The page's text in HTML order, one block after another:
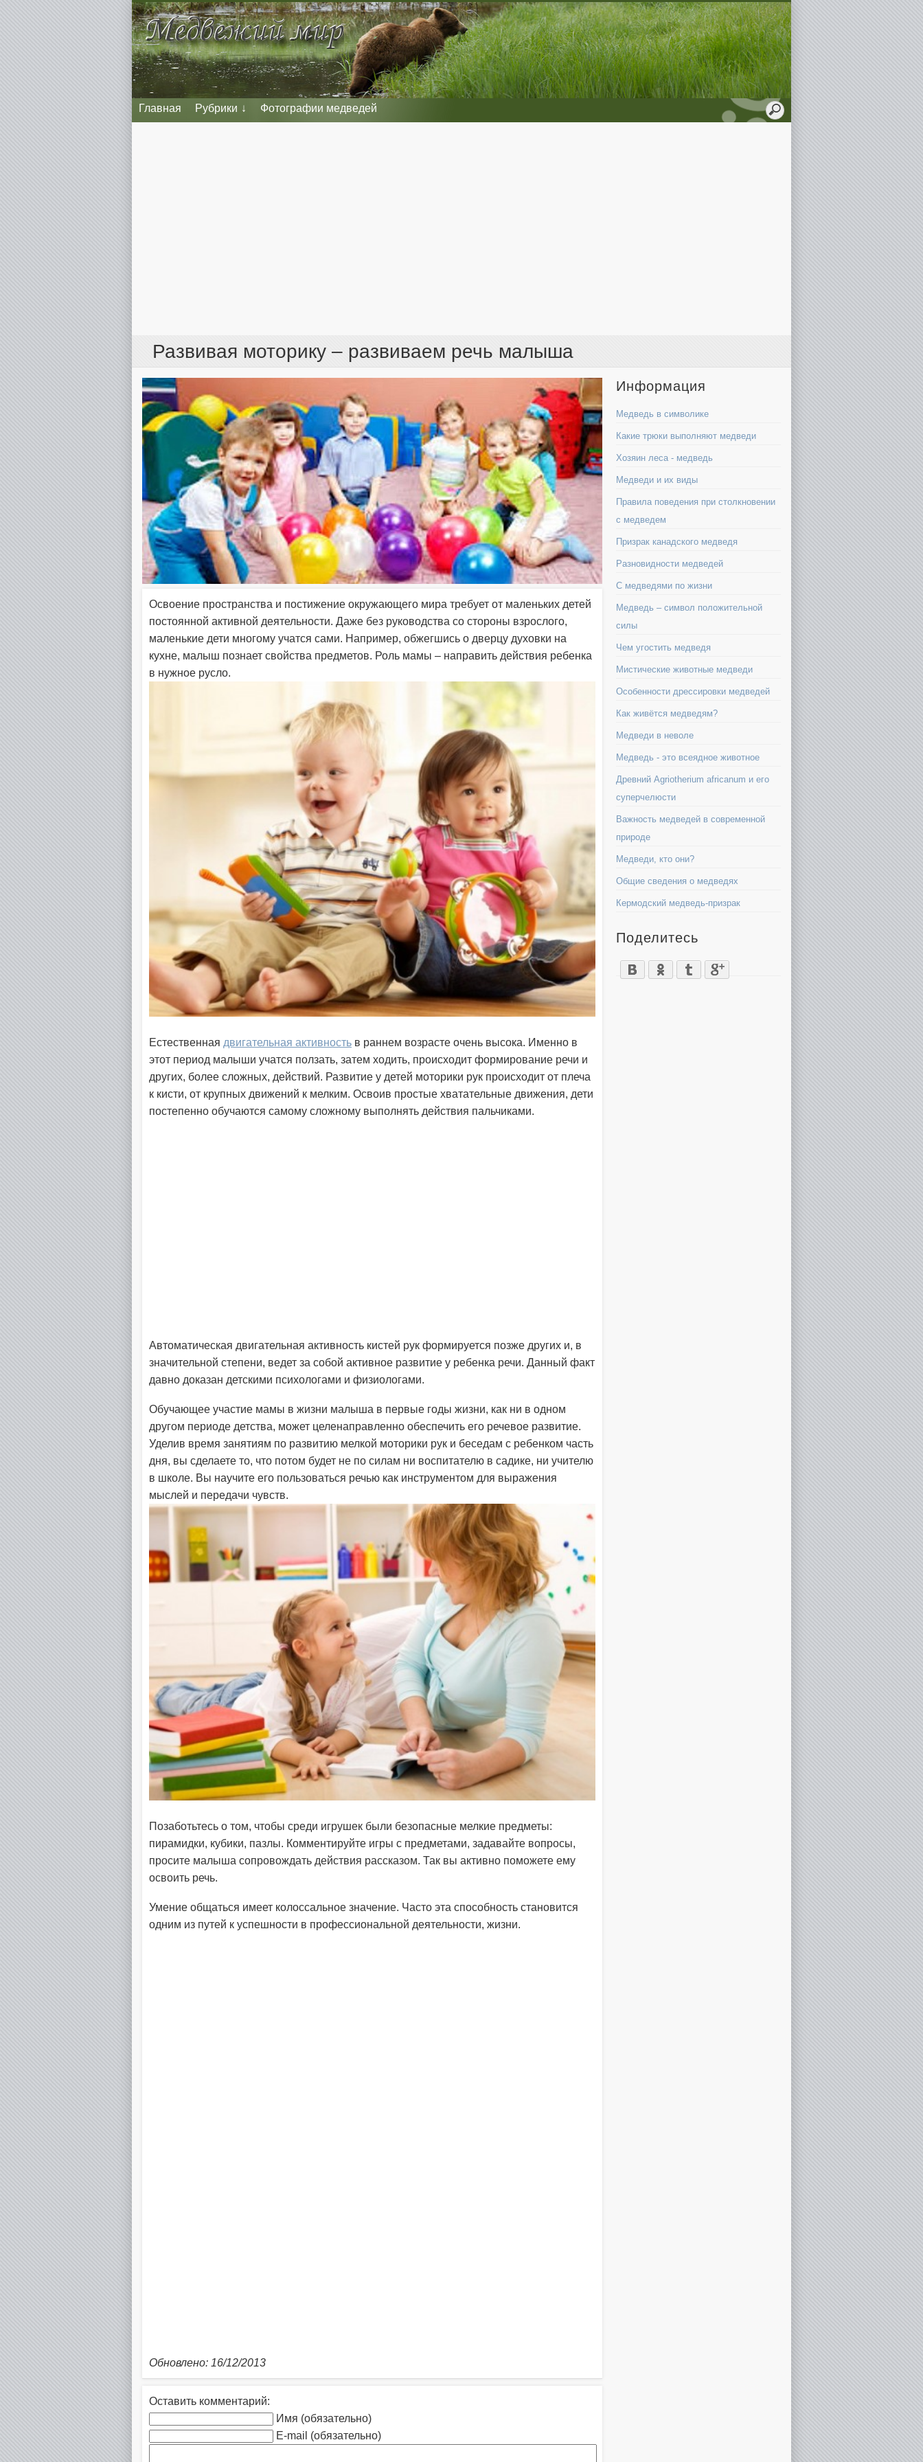
Главная Рубрики Фотографии медведей
Развивая моторику – развиваем речь малыша
Освоение пространства и постижение окружающего мира требует от маленьких детей
постоянной активной деятельности. Даже без руководства со стороны взрослого,
маленькие дети многому учатся сами. Например, обжегшись о дверцу духовки на
кухне, малыш познает свойства предметов. Роль мамы – направить действия ребенка
в нужное русло.
Естественная двигательная активность в раннем возрасте очень высока. Именно в
этот период малыши учатся ползать, затем ходить, происходит формирование речи и
других, более сложных, действий. Развитие у детей моторики рук происходит от плеча
к кисти, от крупных движений к мелким. Освоив простые хватательные движения, дети
постепенно обучаются самому сложному выполнять действия пальчиками.
Автоматическая двигательная активность кистей рук формируется позже других и, в
значительной степени, ведет за собой активное развитие у ребенка речи. Данный факт
давно доказан детскими психологами и физиологами.
Обучающее участие мамы в жизни малыша в первые годы жизни, как ни в одном
другом периоде детства, может целенаправленно обеспечить его речевое развитие.
Уделив время занятиям по развитию мелкой моторики рук и беседам с ребенком часть
дня, вы сделаете то, что потом будет не по силам ни воспитателю в садике, ни учителю
в школе. Вы научите его пользоваться речью как инструментом для выражения
мыслей и передачи чувств.
Позаботьтесь о том, чтобы среди игрушек были безопасные мелкие предметы:
пирамидки, кубики, пазлы. Комментируйте игры с предметами, задавайте вопросы,
просите малыша сопровождать действия рассказом. Так вы активно поможете ему
освоить речь.
Умение общаться имеет колоссальное значение. Часто эта способность становится
одним из путей к успешности в профессиональной деятельности, жизни.
Обновлено: 16/12/2013
Оставить комментарий:
Имя (обязательно)
E-mail (обязательно)
Информация
Медведь в символике
Какие трюки выполняют медведи
Хозяин леса - медведь
Медведи и их виды
Правила поведения при столкновении
с медведем
Призрак канадского медведя
Разновидности медведей
С медведями по жизни
Медведь – символ положительной
силы
Чем угостить медведя
Мистические животные медведи
Особенности дрессировки медведей
Как живётся медведям?
Медведи в неволе
Медведь - это всеядное животное
Древний Agriotherium africanum и его
суперчелюсти
Важность медведей в современной
природе
Медведи, кто они?
Общие сведения о медведях
Кермодский медведь-призрак
Поделитесь